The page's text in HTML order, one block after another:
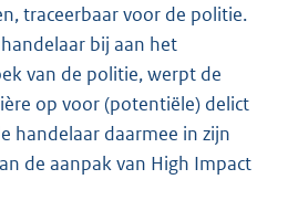
traceerbaar voor de politie.
bij aan het
van de politie, werpt de
op voor (potentiële) delict
handelaar daarmee in zijn
de aanpak van High Impact